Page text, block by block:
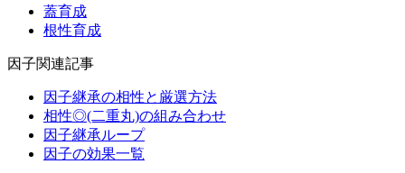
蓋育成
根性育成
因子関連記事
因子継承の相性と厳選方法
相性◎(二重丸)の組み合わせ
因子継承ループ
因子の効果一覧